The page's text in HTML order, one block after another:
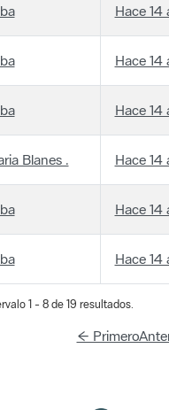
Hace 14
Hace 14
Hace 14
Blanes . Hace 14
Hace 14
Hace 14
1 - 8 de 19 resultados.
← Primero